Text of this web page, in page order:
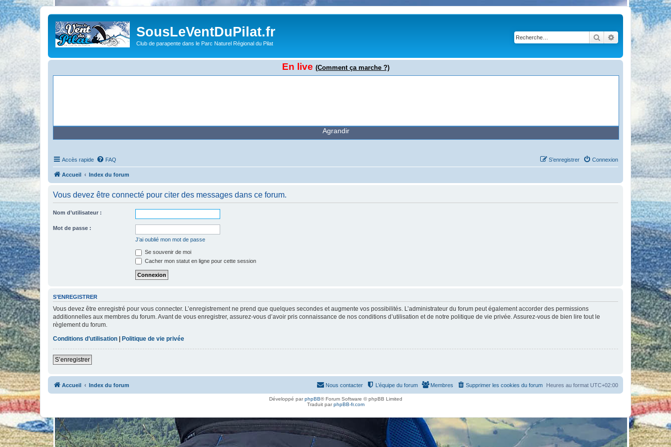
SousLeVentDuPilat.fr
Club de parapente dans le Parc Naturel Régional du Pilat
RechercherRecherche
En live (Comment ça marche ?)
Agrandir
Accès rapide FAQ Connexion
S’enregistrer
Accueil Index du forum
Vous devez être connecté pour citer des messages dans ce forum.
Nom d’utilisateur :
Mot de passe :
J’ai oublié mon mot de passe
Se souvenir de moi
Cacher mon statut en ligne pour cette session
S’ENREGISTRER
Vous devez être enregistré pour vous connecter. L’enregistrement ne prend que quelques secondes et augmente vos possibilités. L’administrateur du forum peut également accorder des permissions
additionnelles aux membres du forum. Avant de vous enregistrer, assurez-vous d’avoir pris connaissance de nos conditions d’utilisation et de notre politique de vie privée. Assurez-vous de bien lire tout le
règlement du forum.
Conditions d’utilisation | Politique de vie privée
S’enregistrer
Accueil Index du forum Heures au format UTC+02:00
Supprimer les cookies du forum
Membres
L’équipe du forum
Nous contacter
Développé parphpBB® Forum Software © phpBB Limited
Traduit parphpBB-fr.com